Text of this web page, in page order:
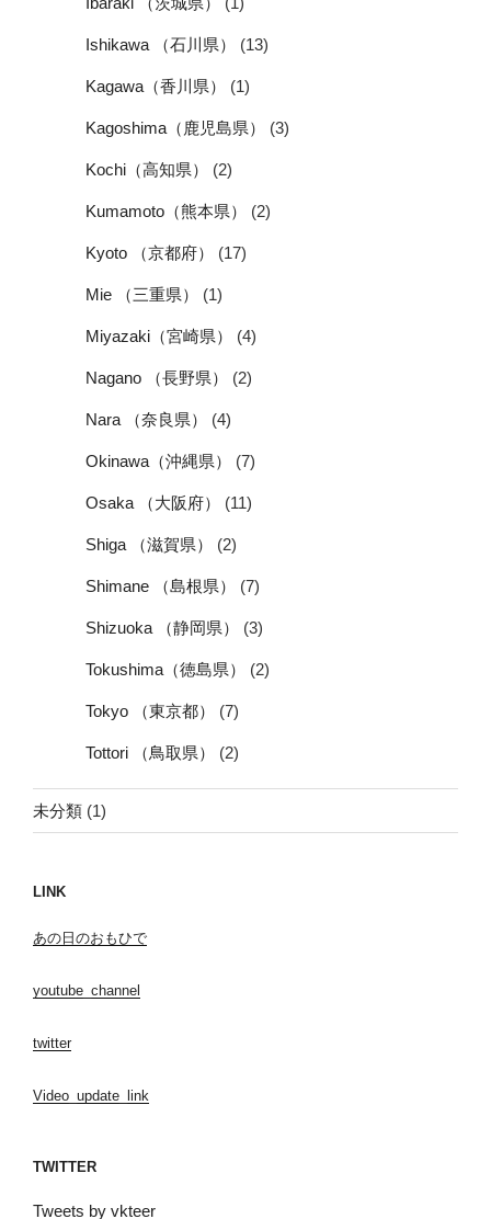
Ishikawa （石川県） (13)
Kagawa（香川県） (1)
Kagoshima（鹿児島県） (3)
Kochi（高知県） (2)
Kumamoto（熊本県） (2)
Kyoto （京都府） (17)
Mie （三重県） (1)
Miyazaki（宮崎県） (4)
Nagano （長野県） (2)
Nara （奈良県） (4)
Okinawa（沖縄県） (7)
Osaka （大阪府） (11)
Shiga （滋賀県） (2)
Shimane （島根県） (7)
Shizuoka （静岡県） (3)
Tokushima（徳島県） (2)
Tokyo （東京都） (7)
Tottori （鳥取県） (2)
未分類 (1)
LINK
あの日のおもひで
youtube_channel
twitter
Video_update_link
TWITTER
Tweets by vkteer